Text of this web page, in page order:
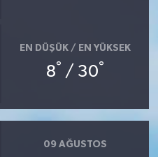
EN DÜŞÜK / EN YÜKSEK
8° / 30°
09 AĞUSTOS